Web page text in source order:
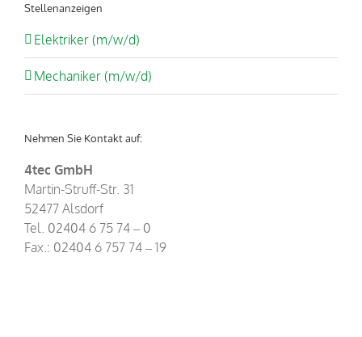
Stellenanzeigen
Elektriker (m/w/d)
Mechaniker (m/w/d)
Nehmen Sie Kontakt auf:
4tec GmbH
Martin-Struff-Str. 31
52477 Alsdorf
Tel. 02404 6 75 74 – 0
Fax.: 02404 6 757 74 – 19